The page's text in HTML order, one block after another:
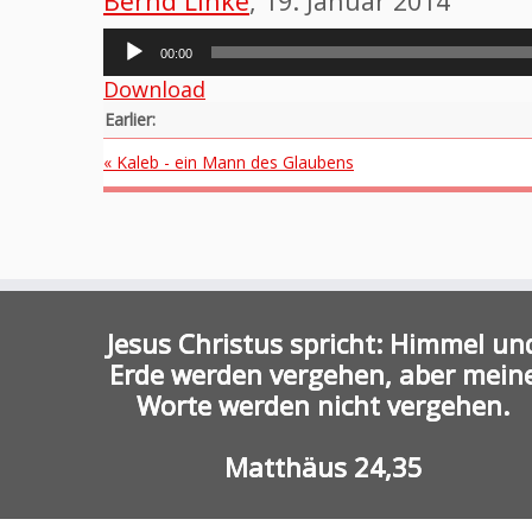
Audio-
Player00:00
Download
Earlier:
« Kaleb - ein Mann des Glaubens
Jesus Christus spricht: Himmel
Erde werden vergehen, aber
Worte werden nicht vergehen.
Matthäus 24,35